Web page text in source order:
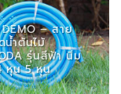
– สาย
น้ำต้นไม้
รุ่นสีฟ้า นิ่ม
หุน 5 หุน